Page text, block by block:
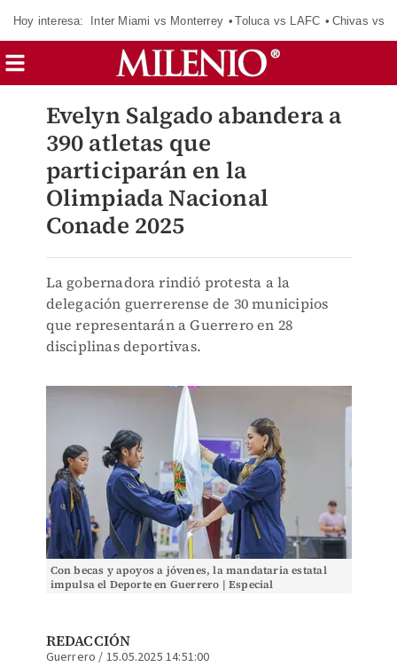
Hoy interesa: Inter Miami vs Monterrey Toluca vs LAFC Chivas vs
Evelyn Salgado abandera a
390 atletas que
participarán en la
Olimpiada Nacional
Conade 2025
La gobernadora rindió protesta a la
delegación guerrerense de 30 municipios
que representarán a Guerrero en 28
disciplinas deportivas.
Con becas y apoyos a jóvenes, la mandataria estatal
impulsa el Deporte en Guerrero | Especial
REDACCIÓN
Guerrero / 15.05.2025 14:51:00